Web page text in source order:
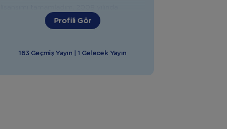
Yeditepe Üniversitesi Hastanesi’nde
çalışmaya başladım. 2012 yılından beri
sorumlu hemşirelik yapmaktayım. Aynı
Profili Gör
163 Geçmiş Yayın | 1 Gelecek Yayın